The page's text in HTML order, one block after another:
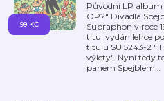
Původní LP album
OP?" Divadla
Supraphon v roce
titul vydán lehce
titulu SU 5243-2 "
výlety". Nyní tedy
panem Spejblem…
99 KČ